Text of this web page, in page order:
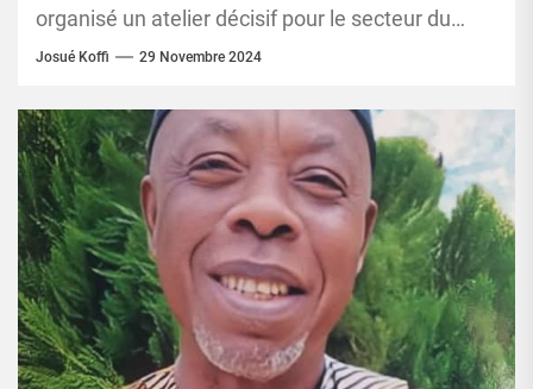
organisé un atelier décisif pour le secteur du
placement en Côte d’Ivoire. Destiné...
Josué Koffi 29 Novembre 2024